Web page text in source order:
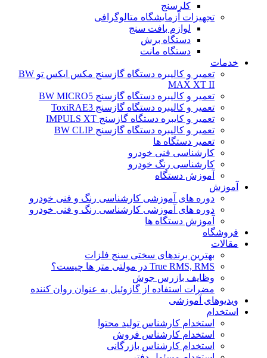
کلرسنج
تجهیزات آزمایشگاه متالوگرافی
لوازم بافت سنج
دستگاه برش
دستگاه مانت
خدمات
تعمیر و کالیبره دستگاه گازسنج مکس ایکس تو BW
MAX XT II
تعمیر و کالیبره دستگاه گازسنج BW MICRO5
تعمیر و کالیبره دستگاه گازسنج ToxiRAE3
تعمیر و کایبره دستگاه گازسنج IMPULS XT
تعمیر و کالیبره دستگاه گازسنج BW CLIP
تعمیر دستگاه ها
کارشناسی فنی خودرو
کارشناسی رنگ خودرو
آموزش دستگاه
آموزش
دوره های آموزشی کارشناسی رنگ و فنی خودرو
دوره های آموزشی کارشناسی رنگ و فنی خودرو
آموزش دستگاه ها
فروشگاه
مقالات
بهترین برندهای سختی سنج فلزات
True RMS, RMS در مولتی متر ها چیست؟
وظایف بازرس جوش
مضرات استفاده از گازوئیل به عنوان روان کننده
ویدیوهای آموزشی
استخدام
استخدام کارشناس تولید محتوا
استخدام کارشناس فروش
استخدام کارشناس بازرگانی